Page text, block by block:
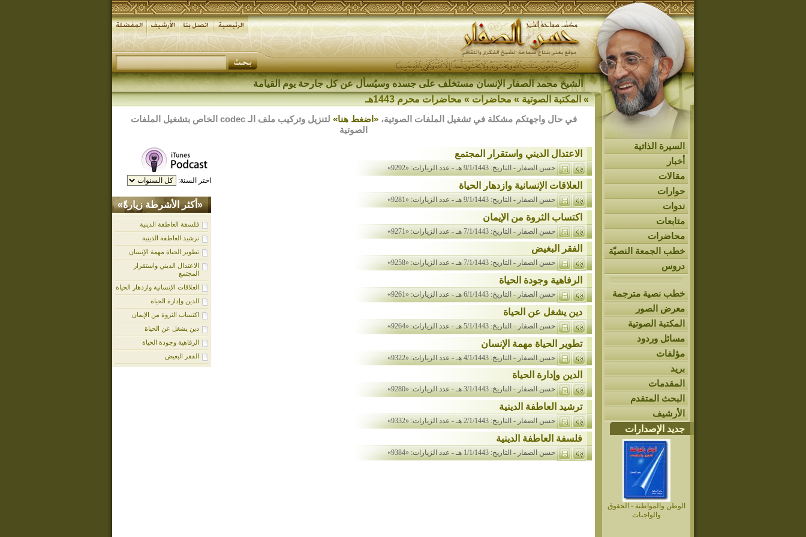
الشيخ محمد الصفار الإنسان مستخلف على جسده وسيُسأل عن كل جارحة يوم القيامة
السيرة الذاتية
أخبار
مقالات
حوارات
ندوات
متابعات
محاضرات
خطب الجمعة النصيّة
دروس
خطب نصية مترجمة
معرض الصور
المكتبة الصوتية
مسائل وردود
مؤلفات
بريد
المقدمات
البحث المتقدم
الأرشيف
جديد الإصدارات
الوطن والمواطنة - الحقوق
والواجبات
»المكتبة الصوتية»محاضرات»محاضرات محرم 1443هـ
في حال واجهتكم مشكلة في تشغيل الملفات الصوتية،«اضغط هنا»
لتنزيل وتركيب ملف الـ codec الخاص بتشغيل الملفات
الصوتية
اختر السنة:
«أكثر الأشرطة زيارةً»
فلسفة العاطفة الدينية
ترشيد العاطفة الدينية
تطوير الحياة مهمة الإنسان
الاعتدال الديني واستقرار
المجتمع
العلاقات الإنسانية وازدهار الحياة
الدين وإدارة الحياة
اكتساب الثروة من الإيمان
دين يشغل عن الحياة
الرفاهية وجودة الحياة
الفقر البغيض
الاعتدال الديني واستقرار المجتمع
حسن الصفار - التاريخ: 9/1/1443 هـ - عدد الزيارات: «9292»
العلاقات الإنسانية وازدهار الحياة
حسن الصفار - التاريخ: 9/1/1443 هـ - عدد الزيارات: «9281»
اكتساب الثروة من الإيمان
حسن الصفار - التاريخ: 7/1/1443 هـ - عدد الزيارات: «9271»
الفقر البغيض
حسن الصفار - التاريخ: 7/1/1443 هـ - عدد الزيارات: «9258»
الرفاهية وجودة الحياة
حسن الصفار - التاريخ: 6/1/1443 هـ - عدد الزيارات: «9261»
دين يشغل عن الحياة
حسن الصفار - التاريخ: 5/1/1443 هـ - عدد الزيارات: «9264»
تطوير الحياة مهمة الإنسان
حسن الصفار - التاريخ: 4/1/1443 هـ - عدد الزيارات: «9322»
الدين وإدارة الحياة
حسن الصفار - التاريخ: 3/1/1443 هـ - عدد الزيارات: «9280»
ترشيد العاطفة الدينية
حسن الصفار - التاريخ: 2/1/1443 هـ - عدد الزيارات: «9332»
فلسفة العاطفة الدينية
حسن الصفار - التاريخ: 1/1/1443 هـ - عدد الزيارات: «9384»